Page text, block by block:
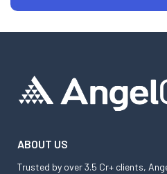
ABOUT US
Trusted by over 3.5 Cr+ clients,